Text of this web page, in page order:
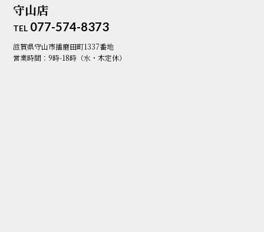
守山店
TEL 077-574-8373
滋賀県守山市播磨田町1337番地
営業時間：9時-18時（水・木定休）